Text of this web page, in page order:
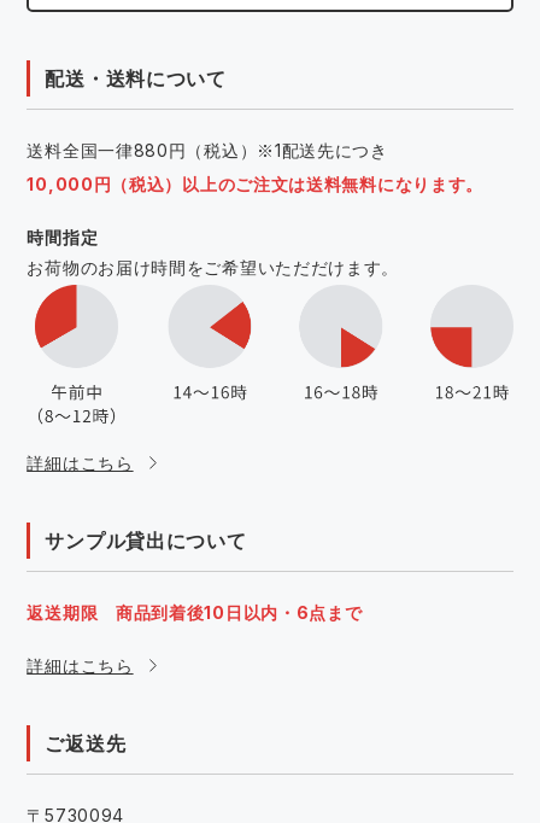
配送・送料について
送料全国一律880円（税込）※1配送先につき
10,000円（税込）以上のご注文は送料無料になります。
時間指定
お荷物のお届け時間をご希望いただだけます。
詳細はこちら
サンプル貸出について
返送期限 商品到着後10日以内・6点まで
詳細はこちら
ご返送先
〒5730094